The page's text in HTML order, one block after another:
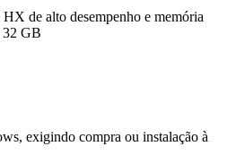
HX de alto desempenho e memória
32 GB
exigindo compra ou instalação à